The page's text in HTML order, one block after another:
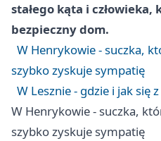
stałego kąta i człowieka,
bezpieczny dom.
W Henrykowie - suczka,
szybko zyskuje sympatię
W Lesznie - gdzie i jak się
W Henrykowie - suczka,
szybko zyskuje sympatię